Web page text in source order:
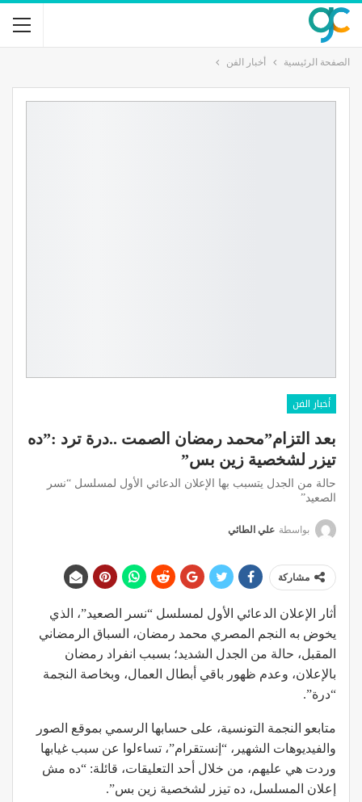
الصفحة الرئيسية أخبار الفن
أخبار الفن
بعد التزام”محمد رمضان الصمت ..درة ترد :”ده
تيزر لشخصية زين بس”
حالة من الجدل يتسبب بها الإعلان الدعائي الأول لمسلسل “نسر
الصعيد”
بواسطة علي الطائي
مشاركة
أثار الإعلان الدعائي الأول لمسلسل “نسر الصعيد”، الذي
يخوض به النجم المصري محمد رمضان، السباق الرمضاني
المقبل، حالة من الجدل الشديد؛ بسبب انفراد رمضان
بالإعلان، وعدم ظهور باقي أبطال العمال، وبخاصة النجمة
“درة”.
متابعو النجمة التونسية، على حسابها الرسمي بموقع الصور
والفيديوهات الشهير، “إنستقرام”، تساءلوا عن سبب غيابها
وردت هي عليهم، من خلال أحد التعليقات، قائلة: “ده مش
إعلان المسلسل، ده تيزر لشخصية زين بس”.